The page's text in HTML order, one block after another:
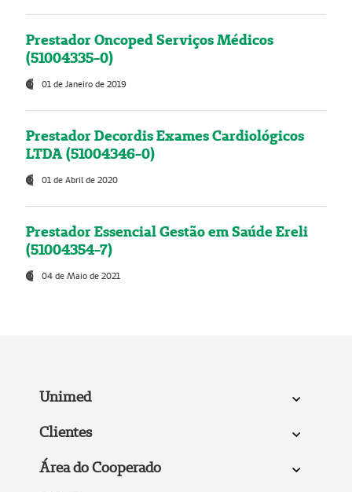
Prestador Oncoped Serviços Médicos
(51004335-0)
01 de Janeiro de 2019
Prestador Decordis Exames Cardiológicos
LTDA (51004346-0)
01 de Abril de 2020
Prestador Essencial Gestão em Saúde Ereli
(51004354-7)
04 de Maio de 2021
Unimed
Clientes
Área do Cooperado